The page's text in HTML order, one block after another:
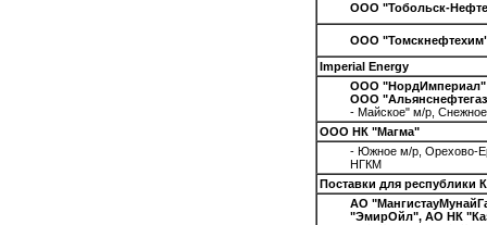
ООО "Тобольск-
ООО
Imperial Energy
ООО "НордИмпериал"
ООО
- Майское" м/р,
ООО НК "Магма"
- Южное м/р, Орехово-
НГКМ
Поставки для республики
АО
"ЭмирОйл", АО НК